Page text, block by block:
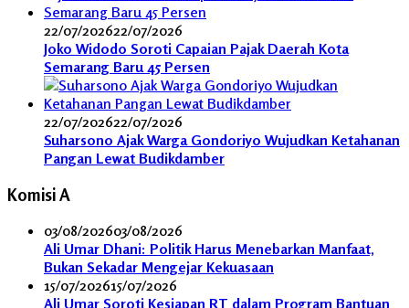
22/07/202622/07/2026
Joko Widodo Soroti Capaian Pajak Daerah Kota
Semarang Baru 45 Persen
22/07/202622/07/2026
Suharsono Ajak Warga Gondoriyo Wujudkan Ketahanan
Pangan Lewat Budikdamber
Komisi A
03/08/202603/08/2026
Ali Umar Dhani: Politik Harus Menebarkan Manfaat,
Bukan Sekadar Mengejar Kekuasaan
15/07/202615/07/2026
Ali Umar Soroti Kesiapan RT dalam Program Bantuan